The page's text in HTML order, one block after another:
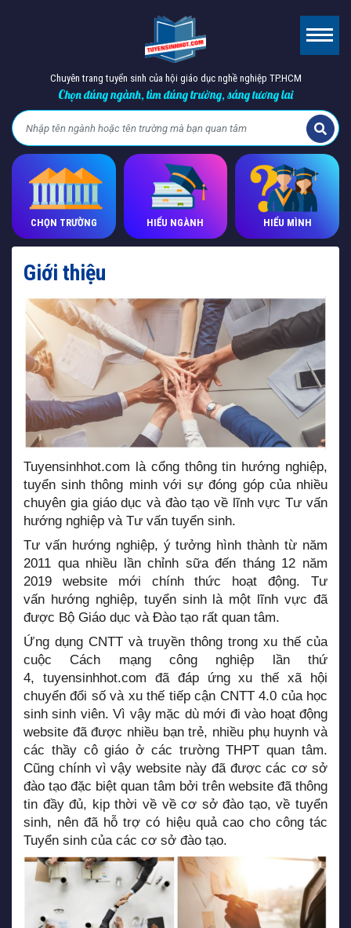
Chuyên trang tuyển sinh của hội giáo dục nghề nghiệp TP.HCM
Chọn đúng ngành, tìm đúng trường, sáng tương lai
HIỂU MÌNH
HIỂU NGÀNH
CHỌN TRƯỜNG
Giới thiệu
Tuyensinhhot.com là cổng thông tin hướng nghiệp,
tuyển sinh thông minh với sự đóng góp của nhiều
chuyên gia giáo dục và đào tạo về lĩnh vực Tư vấn
hướng nghiệp và Tư vấn tuyển sinh.
Tư vấn hướng nghiệp, ý tưởng hình thành từ năm
2011 qua nhiều lần chỉnh sữa đến tháng 12 năm
2019 website mới chính thức hoạt động. Tư
vấn hướng nghiệp, tuyển sinh là một lĩnh vực đã
được Bộ Giáo dục và Đào tạo rất quan tâm.
Ứng dụng CNTT và truyền thông trong xu thế của
cuộc Cách mạng công nghiệp lần thứ
4, tuyensinhhot.com đã đáp ứng xu thế xã hội
chuyển đổi số và xu thế tiếp cận CNTT 4.0 của học
sinh sinh viên. Vì vậy mặc dù mới đi vào hoạt động
website đã được nhiều bạn trẻ, nhiều phụ huynh và
các thầy cô giáo ở các trường THPT quan tâm.
Cũng chính vì vậy website này đã được các cơ sở
đào tạo đặc biệt quan tâm bởi trên website đã thông
tin đầy đủ, kịp thời về về cơ sở đào tạo, về tuyển
sinh, nên đã hỗ trợ có hiệu quả cao cho công tác
Tuyển sinh của các cơ sở đào tạo.